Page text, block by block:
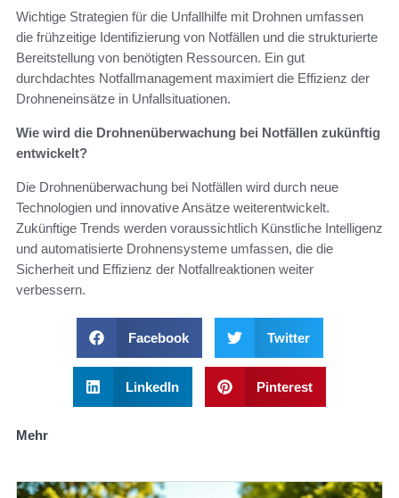
Wichtige Strategien für die Unfallhilfe mit Drohnen umfassen
die frühzeitige Identifizierung von Notfällen und die strukturierte
Bereitstellung von benötigten Ressourcen. Ein gut
durchdachtes Notfallmanagement maximiert die Effizienz der
Drohneneinsätze in Unfallsituationen.
Wie wird die Drohnenüberwachung bei Notfällen zukünftig
entwickelt?
Die Drohnenüberwachung bei Notfällen wird durch neue
Technologien und innovative Ansätze weiterentwickelt.
Zukünftige Trends werden voraussichtlich Künstliche Intelligenz
und automatisierte Drohnensysteme umfassen, die die
Sicherheit und Effizienz der Notfallreaktionen weiter
verbessern.
Facebook Twitter
LinkedIn Pinterest
Mehr